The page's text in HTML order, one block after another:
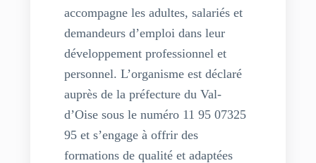
accompagne les adultes, salariés et
demandeurs d’emploi dans leur
développement professionnel et
personnel. L’organisme est déclaré
auprès de la préfecture du Val-
d’Oise sous le numéro 11 95 07325
95 et s’engage à offrir des
formations de qualité et adaptées